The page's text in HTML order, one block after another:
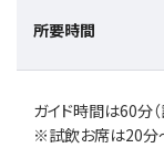
所要時間
ガイド時間は60分
※試飲お席は20分